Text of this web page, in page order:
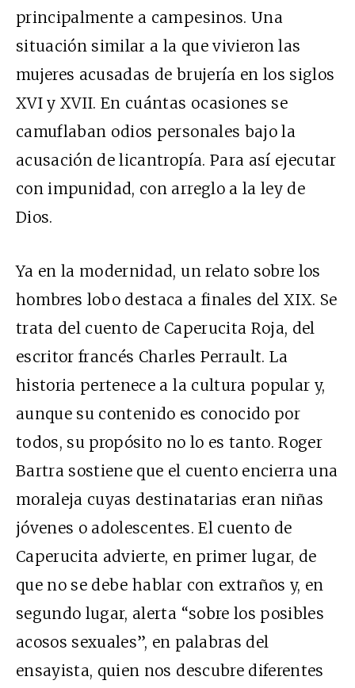
principalmente a campesinos. Una
situación similar a la que vivieron las
mujeres acusadas de brujería en los siglos
XVI y XVII. En cuántas ocasiones se
camuflaban odios personales bajo la
acusación de licantropía. Para así ejecutar
con impunidad, con arreglo a la ley de
Dios.
Ya en la modernidad, un relato sobre los
hombres lobo destaca a finales del XIX. Se
trata del cuento de Caperucita Roja, del
escritor francés Charles Perrault. La
historia pertenece a la cultura popular y,
aunque su contenido es conocido por
todos, su propósito no lo es tanto. Roger
Bartra sostiene que el cuento encierra una
moraleja cuyas destinatarias eran niñas
jóvenes o adolescentes. El cuento de
Caperucita advierte, en primer lugar, de
que no se debe hablar con extraños y, en
segundo lugar, alerta “sobre los posibles
acosos sexuales”, en palabras del
ensayista, quien nos descubre diferentes